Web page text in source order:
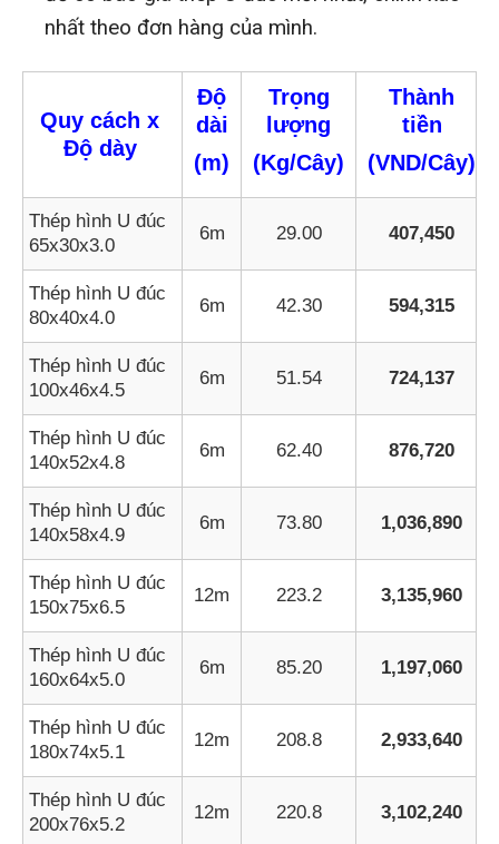
nhất theo đơn hàng của mình.
Quy cách x
Độ dày
Độ
dài
(m)
Trọng
lượng
(Kg/Cây)
Thành
tiền
(VND/Cây)
Thép hình U đúc
65x30x3.0
6m 29.00 407,450
Thép hình U đúc
80x40x4.0
6m 42.30 594,315
Thép hình U đúc
100x46x4.5
6m 51.54 724,137
Thép hình U đúc
140x52x4.8
6m 62.40 876,720
Thép hình U đúc
140x58x4.9
6m 73.80 1,036,890
Thép hình U đúc
150x75x6.5
12m 223.2 3,135,960
Thép hình U đúc
160x64x5.0
6m 85.20 1,197,060
Thép hình U đúc
180x74x5.1
12m 208.8 2,933,640
Thép hình U đúc
200x76x5.2
12m 220.8 3,102,240